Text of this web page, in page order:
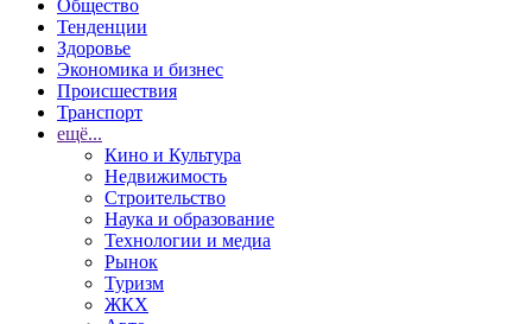
Общество
Тенденции
Здоровье
Экономика и бизнес
Происшествия
Транспорт
ещё...
Кино и Культура
Недвижимость
Строительство
Наука и образование
Технологии и медиа
Рынок
Туризм
ЖКХ